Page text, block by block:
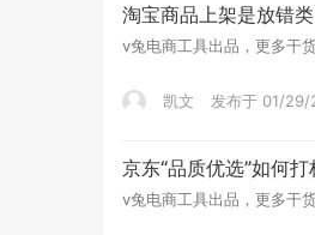
淘宝商品上架是放错
v兔电商工具出品，更多
凯文 发布于 01/
京东“品质优选”如何
v兔电商工具出品，更多